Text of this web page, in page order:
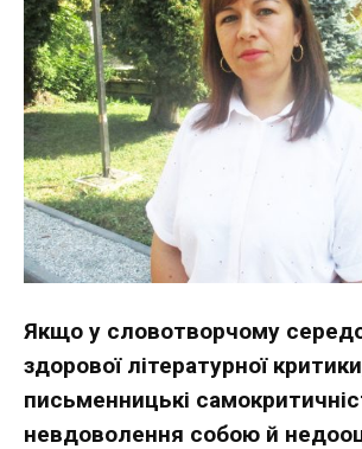
Якщо у словотворчому
здорової літературної
письменницькі
невдоволення собою й